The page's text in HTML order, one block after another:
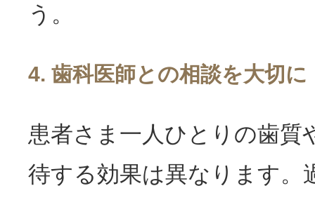
う。
4. 歯科医師との相談を大切に
患者さま一人ひとりの歯質
待する効果は異なります。